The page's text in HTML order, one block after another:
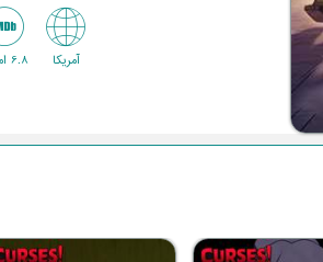
آمریکا 6.8 امتیاز